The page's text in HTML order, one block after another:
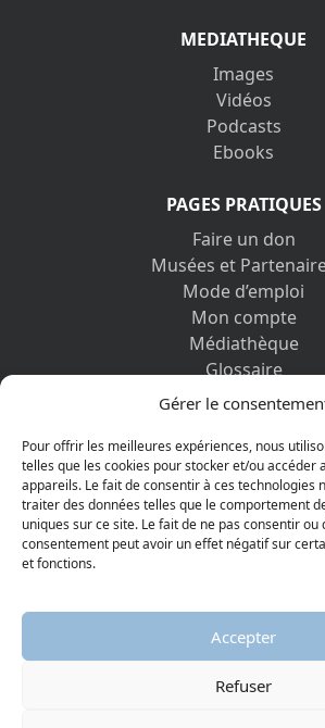
Gérer le
Pour offrir les meilleures expériences, nous
telles que les cookies pour stocker et/ou accéder
appareils. Le fait de consentir à ces technologies
traiter des données telles que le comportement
uniques sur ce site. Le fait de ne pas consentir
consentement peut avoir un effet négatif sur
et fonctions.
Accepter
Refuser
MEDIATHEQUE
Images
Vidéos
Podcasts
Ebooks
PAGES PRATIQUES
Faire un don
Musées et
Mode d’emploi
Mon compte
Médiathèque
Glossaire
Contactez-nous
Vos informations
DÉCOUVRIR AUSSI
© 2026 Musée protestant